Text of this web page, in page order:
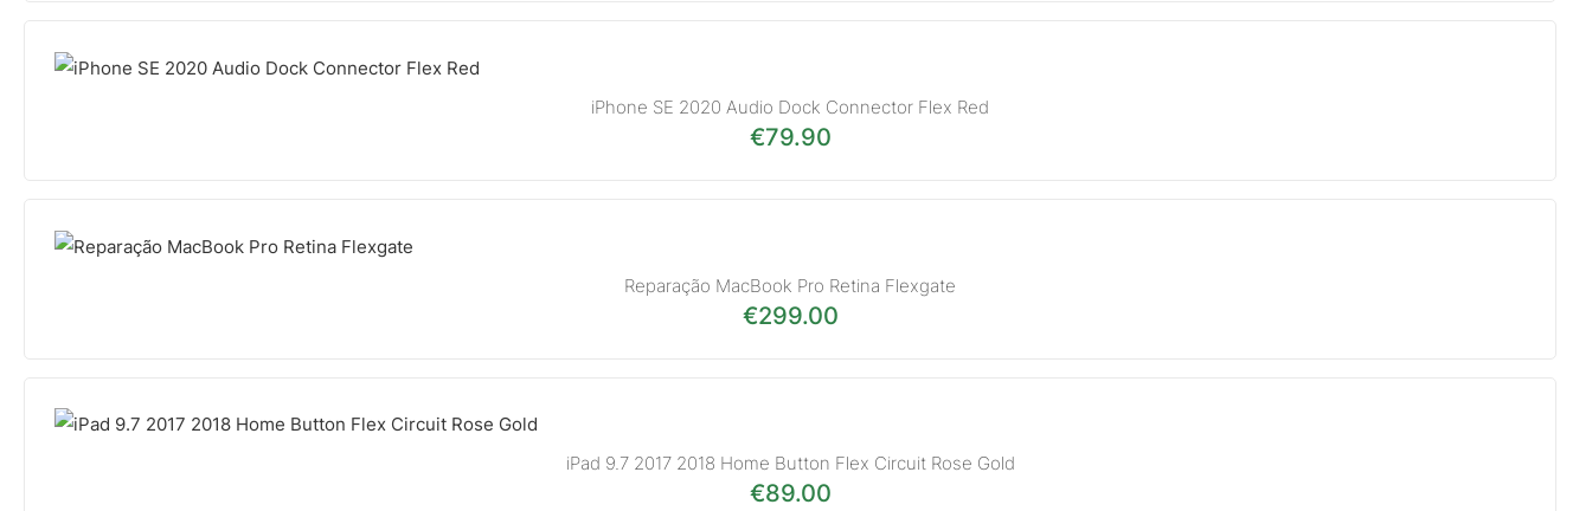
iPhone SE 2020 Audio Dock Connector Flex Red
€79.90
Reparação MacBook Pro Retina Flexgate
€299.00
iPad 9.7 2017 2018 Home Button Flex Circuit Rose Gold
€89.00